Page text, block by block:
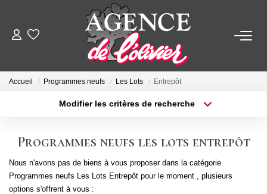
ACHETER
FAIRE GÉRER
Accueil Programmes neufs Les Lots Entrepôt
Modifier les critères de recherche
Type de bien
Budget max Plus de critères
Programmes neufs les lots entrepôt
Nous n'avons pas de biens à vous proposer dans la catégorie
Programmes neufs Les Lots Entrepôt pour le moment , plusieurs
options s'offrent à vous :